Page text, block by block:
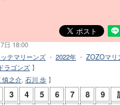
日 18:00
テマリーンズ ・ 2022年 ・ ZOZOマリ
ラゴンズ 】
慎之介 石川 歩 】
3 4 5 6 7 8 9